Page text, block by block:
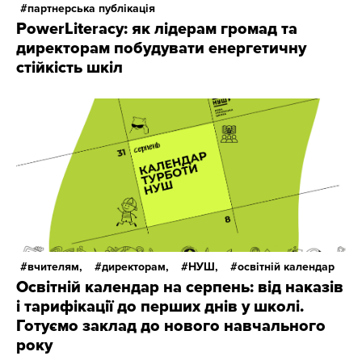
партнерська публікація
PowerLiteracy: як лідерам громад та
директорам побудувати енергетичну
стійкість шкіл
вчителям, директорам, НУШ, освітній календар
Освітній календар на серпень: від наказів
і тарифікації до перших днів у школі.
Готуємо заклад до нового навчального
року